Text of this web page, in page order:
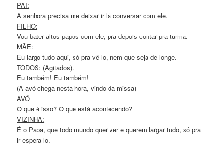
PAI:
A senhora precisa me deixar ir lá conversar com ele.
FILHO:
Vou bater altos papos com ele, pra depois contar pra turma.
MÃE:
Eu largo tudo aqui, só pra vê-lo, nem que seja de longe.
TODOS: (Agitados).
Eu também! Eu também!
(A avó chega nesta hora, vindo da missa)
AVÓ
O que é isso? O que está acontecendo?
VIZINHA:
É o Papa, que todo mundo quer ver e querem largar tudo, só pra
ir espera-lo.